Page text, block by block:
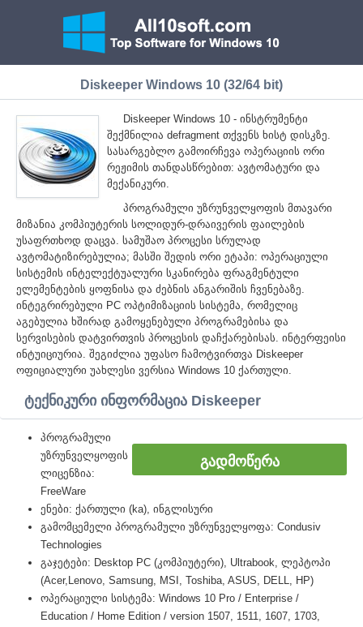
Diskeeper Windows 10 (32/64 bit)
Diskeeper Windows 10 - ინსტრუმენტი
შექმნილია defragment თქვენს ხისტ დისკზე.
სასარგებლო გამოირჩევა ოპერაციის ორი
რეჟიმის თანდასწრებით: ავტომატური და
მექანიკური.
პროგრამული უზრუნველყოფის მთავარი
მიზანია კომპიუტერის სოლიდურ-დრაივერის ფაილების
უსაფრთხოდ დაცვა. სამუშაო პროცესი სრულად
ავტომატიზირებულია; მასში შედის ორი ეტაპი: ოპერაციული
სისტემის ინტელექტუალური სკანირება ფრაგმენტული
ელემენტების ყოფნისა და ძებნის ანგარიშის ჩვენებაზე.
ინტეგრირებული PC ოპტიმიზაციის სისტემა, რომელიც
აგებულია ხშირად გამოყენებული პროგრამებისა და
სერვისების დატვირთვის პროცესის დაჩქარებისას. ინტერფეისი
ინტუიციურია. შეგიძლია უფასო ჩამოტვირთვა Diskeeper
ოფიციალური უახლესი ვერსია Windows 10 ქართული.
ტექნიკური ინფორმაცია Diskeeper
ᲒᲐᲓᲛᲝᲬᲔᲠᲐ
პროგრამული
უზრუნველყოფის
ლიცენზია:
FreeWare
ენები: ქართული (ka), ინგლისური
გამომცემელი პროგრამული უზრუნველყოფა: Condusiv
Technologies
გაჯეტები: Desktop PC (კომპიუტერი), Ultrabook, ლეპტოპი
(Acer,Lenovo, Samsung, MSI, Toshiba, ASUS, DELL, HP)
ოპერაციული სისტემა: Windows 10 Pro / Enterprise /
Education / Home Edition / version 1507, 1511, 1607, 1703,